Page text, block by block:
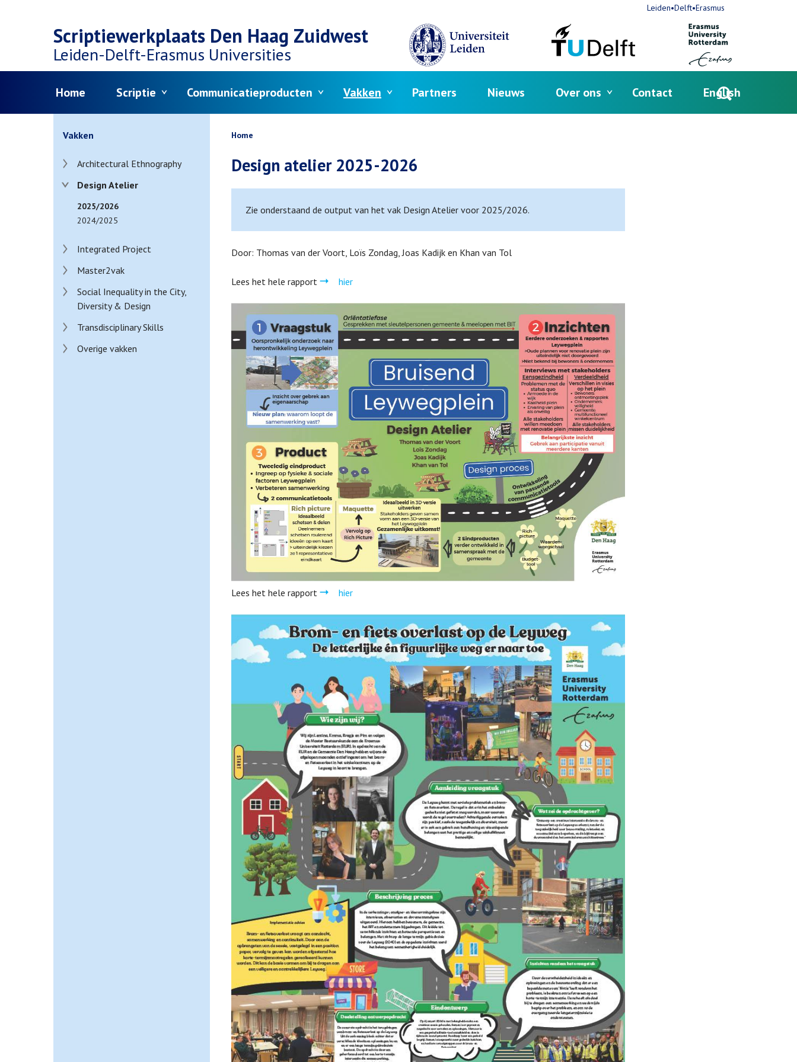
main
Open
Scriptiewerkplaats Den Haag Zuidwest
Leiden-Delft-Erasmus Universities
Home Scriptie Communicatieproducten Vakken Partners Nieuws Over ons Contact English
Leiden•Delft•Erasmus
Breadcrumb
Home
Design atelier 2025-2026
Zie onderstaand de output van het vak Design Atelier voor 2025/2026.
Door: Thomas van der Voort, Loïs Zondag, Joas Kadijk en Khan van Tol
Lees het hele rapport hier
Lees het hele rapport hier
Vakken
Architectural Ethnography
Design Atelier
2025/2026
2024/2025
Integrated Project
Master2vak
Social Inequality in the City,
Diversity & Design
Transdisciplinary Skills
Overige vakken